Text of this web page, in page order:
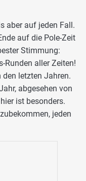
aber auf jeden Fall.
auf die Pole-Zeit
Stimmung:
Runden aller Zeiten!
den letzten Jahren.
abgesehen von
ist besonders.
jeden